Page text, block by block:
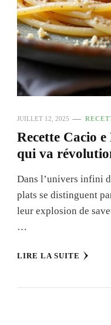
JUILLET 12, 2025
Recette Cacio
qui va
Dans l’univers infini
plats se distinguent
leur explosion de
…
LIRE LA SUITE